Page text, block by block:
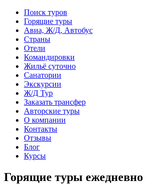
Поиск туров
Горящие туры
Авиа, Ж/Д, Автобус
Страны
Отели
Командировки
Жильё суточно
Санатории
Экскурсии
Ж/Д Тур
Заказать трансфер
Авторские туры
О компании
Контакты
Отзывы
Блог
Курсы
Горящие туры ежедневно